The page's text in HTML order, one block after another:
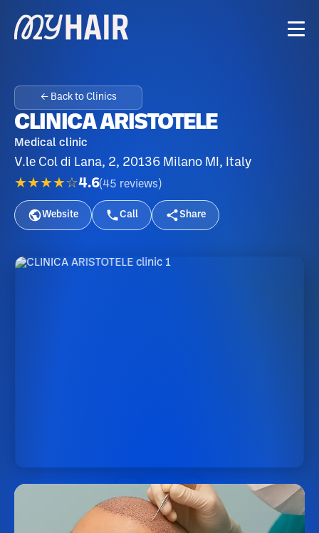
← Back to Clinics
CLINICA ARISTOTELE
Medical clinic
V.le Col di Lana, 2, 20136 Milano MI, Italy
★★★★☆4.6(45 reviews )
Website Call Share